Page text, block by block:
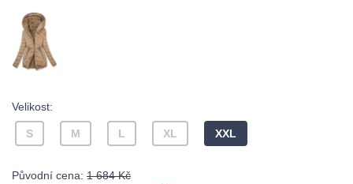
Velikost:
S M L XL XXL
Původní cena: 1 684 Kč